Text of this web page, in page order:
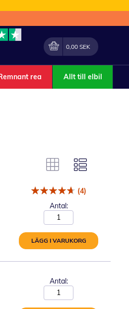
Min kundvagn
0,00 SEK
rea Allt till elbil
(4)
Antal:
LÄGG I VARUKORG
Antal: